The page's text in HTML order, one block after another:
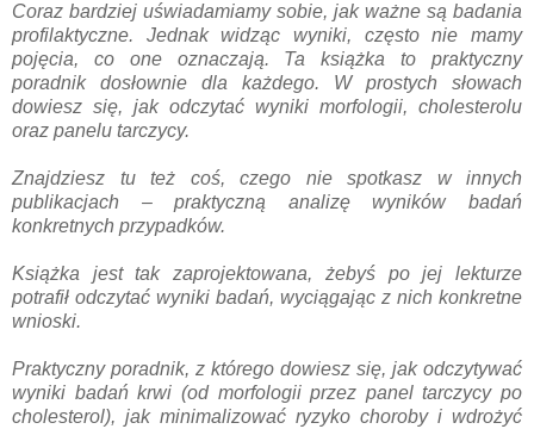
Coraz bardziej uświadamiamy sobie, jak ważne są badania
profilaktyczne. Jednak widząc wyniki, często nie mamy
pojęcia, co one oznaczają. Ta książka to praktyczny
poradnik dosłownie dla każdego. W prostych słowach
dowiesz się, jak odczytać wyniki morfologii, cholesterolu
oraz panelu tarczycy.
Znajdziesz tu też coś, czego nie spotkasz w innych
publikacjach – praktyczną analizę wyników badań
konkretnych przypadków.
Książka jest tak zaprojektowana, żebyś po jej lekturze
potrafił odczytać wyniki badań, wyciągając z nich konkretne
wnioski.
Praktyczny poradnik, z którego dowiesz się, jak odczytywać
wyniki badań krwi (od morfologii przez panel tarczycy po
cholesterol), jak minimalizować ryzyko choroby i wdrożyć